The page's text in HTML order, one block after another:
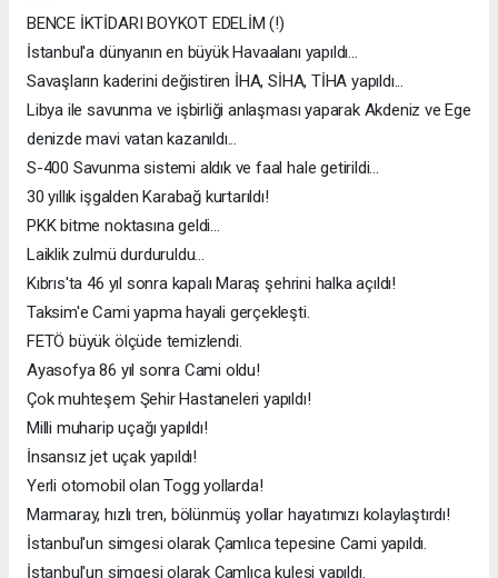
BENCE İKTİDARI BOYKOT EDELİM (!)
İstanbul'a dünyanın en büyük Havaalanı yapıldı...
Savaşların kaderini değistiren İHA, SİHA, TİHA yapıldı...
Libya ile savunma ve işbirliği anlaşması yaparak Akdeniz ve Ege
denizde mavi vatan kazanıldı...
S-400 Savunma sistemi aldık ve faal hale getirildi...
30 yıllık işgalden Karabağ kurtarıldı!
PKK bitme noktasına geldi...
Laiklik zulmü durduruldu...
Kıbrıs'ta 46 yıl sonra kapalı Maraş şehrini halka açıldı!
Taksim'e Cami yapma hayali gerçekleşti.
FETÖ büyük ölçüde temizlendi.
Ayasofya 86 yıl sonra Cami oldu!
Çok muhteşem Şehir Hastaneleri yapıldı!
Milli muharip uçağı yapıldı!
İnsansız jet uçak yapıldı!
Yerli otomobil olan Togg yollarda!
Marmaray, hızlı tren, bölünmüş yollar hayatımızı kolaylaştırdı!
İstanbul'un simgesi olarak Çamlıca tepesine Cami yapıldı.
İstanbul'un simgesi olarak Çamlıca kulesi yapıldı.